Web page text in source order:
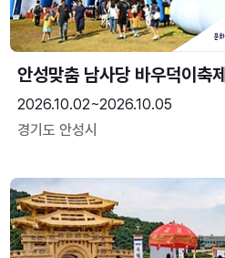
안성맞춤 남사당 바우덕이축제
2026.10.02~2026.10.05
경기도 안성시